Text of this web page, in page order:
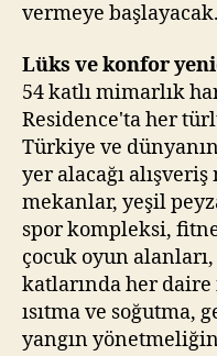
vermeye başlayacak.
Lüks ve konfor
54 katlı mimarlık
Residence'ta her
Türkiye ve
yer alacağı
mekanlar, yeşil
spor kompleksi,
çocuk oyun
katlarında her
ısıtma ve soğutma,
yangın